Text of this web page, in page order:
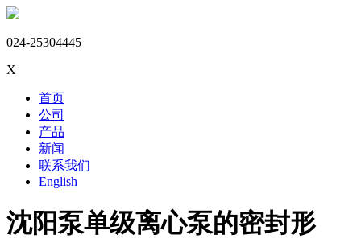
024-25304445
X
首页
公司
产品
新闻
联系我们
English
沈阳泵单级离心泵的密封形